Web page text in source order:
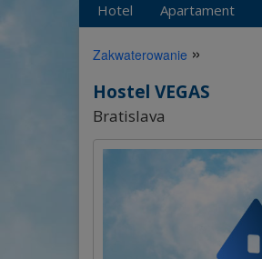
Hotel
Apartament
Zakwaterowanie »
Hostel VEGAS
Bratislava